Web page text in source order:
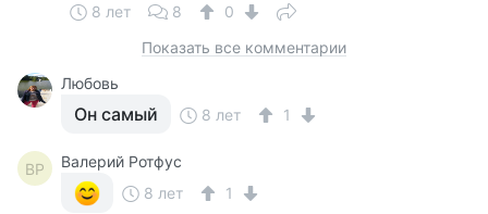
8 лет 8
0
Показать все комментарии
Любовь
Он самый 8 лет 1
ВР
Валерий Ротфус
8 лет
1